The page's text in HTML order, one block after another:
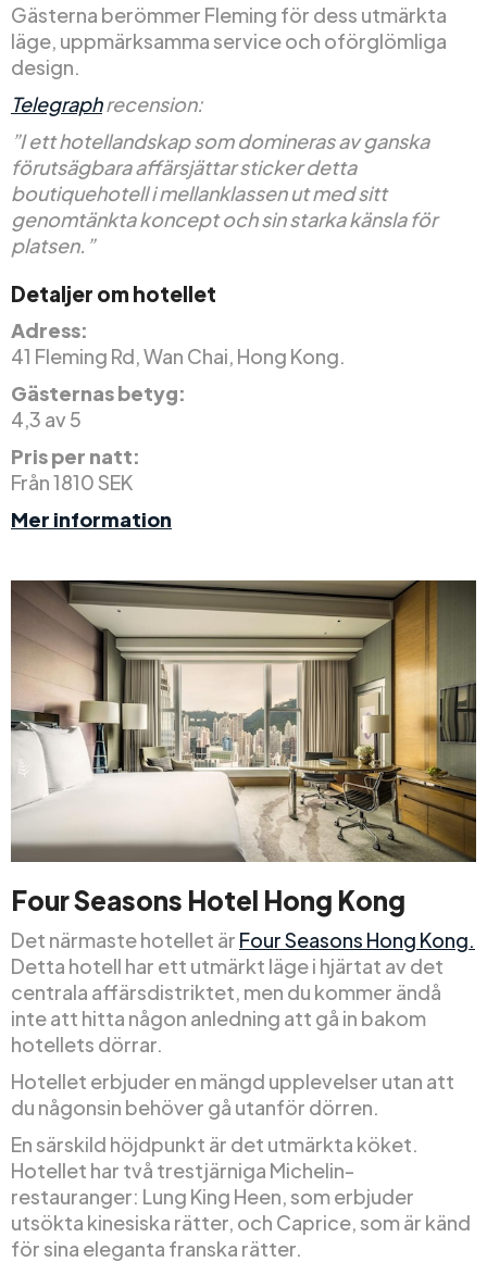
Gästerna berömmer Fleming för dess utmärkta
läge, uppmärksamma service och oförglömliga
design.
Telegraphrecension:
”I ett hotellandskap som domineras av ganska
förutsägbara affärsjättar sticker detta
boutiquehotell i mellanklassen ut med sitt
genomtänkta koncept och sin starka känsla för
platsen.”
Detaljer om hotellet
Adress:
41 Fleming Rd, Wan Chai, Hong Kong.
Gästernas betyg:
4,3 av 5
Pris per natt:
Från 1810 SEK
Mer information
Four Seasons Hotel Hong Kong
Det närmaste hotellet är Four Seasons Hong Kong.
Detta hotell har ett utmärkt läge i hjärtat av det
centrala affärsdistriktet, men du kommer ändå
inte att hitta någon anledning att gå in bakom
hotellets dörrar.
Hotellet erbjuder en mängd upplevelser utan att
du någonsin behöver gå utanför dörren.
En särskild höjdpunkt är det utmärkta köket.
Hotellet har två trestjärniga Michelin-
restauranger: Lung King Heen, som erbjuder
utsökta kinesiska rätter, och Caprice, som är känd
för sina eleganta franska rätter.